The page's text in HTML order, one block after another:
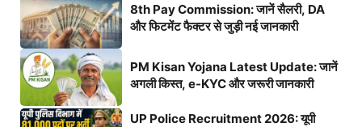
8th Pay Commission: जानें सैलरी, DA
और फिटमेंट फैक्टर से जुड़ी नई जानकारी
PM Kisan Yojana Latest Update: जानें
अगली किस्त, e-KYC और जरूरी जानकारी
UP Police Recruitment 2026: यूपी